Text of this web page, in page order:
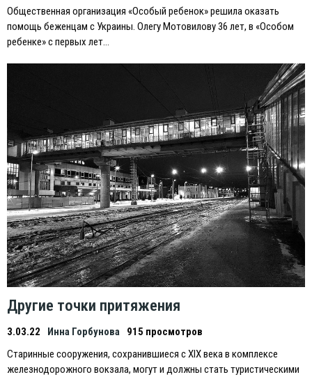
Общественная организация «Особый ребенок» решила оказать
помощь беженцам с Украины. Олегу Мотовилову 36 лет, в «Особом
ребенке» с первых лет…
Другие точки притяжения
3.03.22 Инна Горбунова
915 просмотров
Старинные сооружения, сохранившиеся с XIX века в комплексе
железнодорожного вокзала, могут и должны стать туристическими